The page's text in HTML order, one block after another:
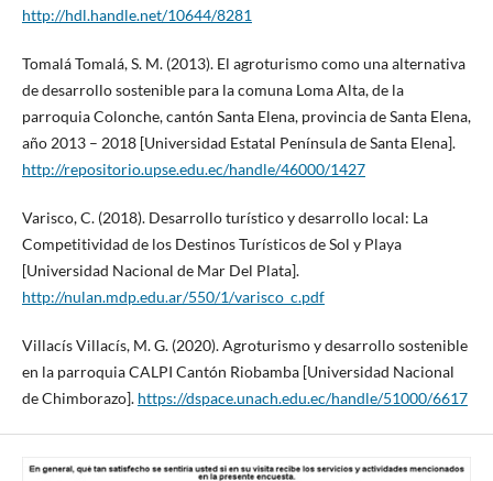
http://hdl.handle.net/10644/8281
Tomalá Tomalá, S. M. (2013). El agroturismo como una alternativa
de desarrollo sostenible para la comuna Loma Alta, de la
parroquia Colonche, cantón Santa Elena, provincia de Santa Elena,
año 2013 – 2018 [Universidad Estatal Península de Santa Elena].
http://repositorio.upse.edu.ec/handle/46000/1427
Varisco, C. (2018). Desarrollo turístico y desarrollo local: La
Competitividad de los Destinos Turísticos de Sol y Playa
[Universidad Nacional de Mar Del Plata].
http://nulan.mdp.edu.ar/550/1/varisco_c.pdf
Villacís Villacís, M. G. (2020). Agroturismo y desarrollo sostenible
en la parroquia CALPI Cantón Riobamba [Universidad Nacional
de Chimborazo]. https://dspace.unach.edu.ec/handle/51000/6617